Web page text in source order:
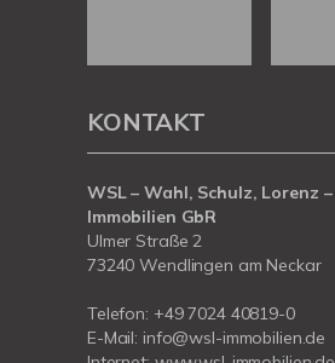
KONTAKT
WSL – Wahl, Schulz, Lorenz –
Immobilien GbR
Ulmer Straße 2
73240 Wendlingen am Neckar
Telefon: +49 7024 40819-0
E-Mail: info@wsl-immobilien.de